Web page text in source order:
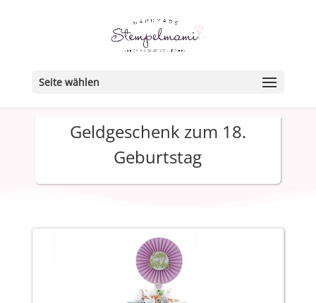
Seite wählen
Geldgeschenk zum 18.
Geburtstag